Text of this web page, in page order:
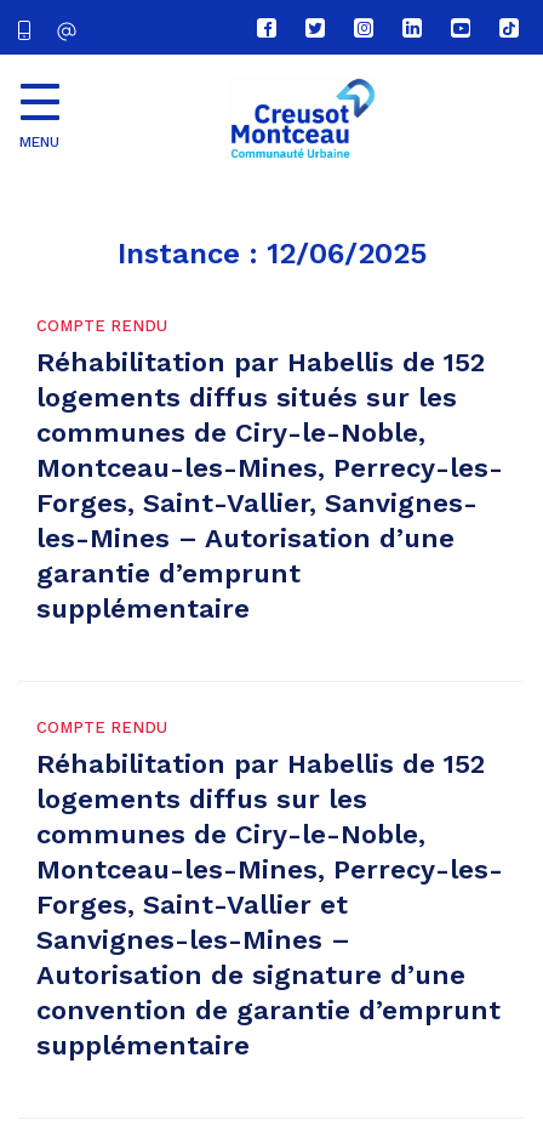
Lien
vers
compte
Facebook
Lien
vers
compte
Twitter
Lien
vers
le
compte
Lien
vers
Lien
vers
Lien
vers
MENU
Instance : 12/06/2025
COMPTE RENDU
Réhabilitation par Habellis de 152
logements diffus situés sur les
communes de Ciry-le-Noble,
Montceau-les-Mines, Perrecy-les-
Forges, Saint-Vallier, Sanvignes-
les-Mines – Autorisation d’une
garantie d’emprunt
supplémentaire
COMPTE RENDU
Réhabilitation par Habellis de 152
logements diffus sur les
communes de Ciry-le-Noble,
Montceau-les-Mines, Perrecy-les-
Forges, Saint-Vallier et
Sanvignes-les-Mines –
Autorisation de signature d’une
convention de garantie d’emprunt
supplémentaire